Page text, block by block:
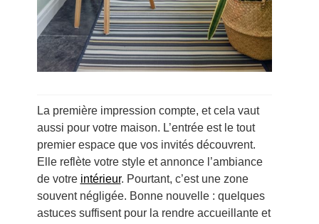
La première impression compte, et cela vaut
aussi pour votre maison. L’entrée est le tout
premier espace que vos invités découvrent.
Elle reflète votre style et annonce l’ambiance
de votre intérieur. Pourtant, c’est une zone
souvent négligée. Bonne nouvelle : quelques
astuces suffisent pour la rendre accueillante et